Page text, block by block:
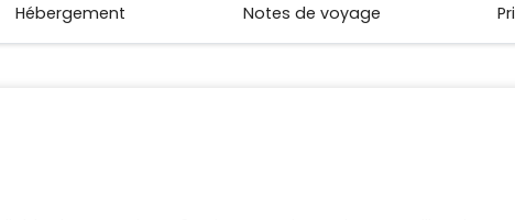
Hébergement Notes de voyage